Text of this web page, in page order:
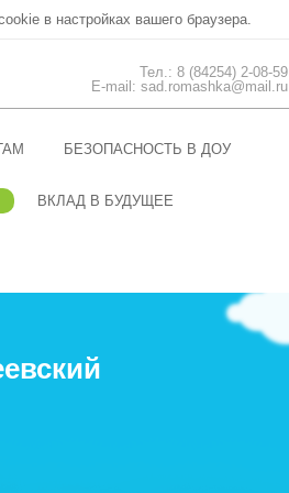
в настройках вашего браузера.
Тел.: 8 (84254) 2-08-59
E-mail: sad.romashka@mail.ru
БЕЗОПАСНОСТЬ В ДОУ
ВКЛАД В БУДУЩЕЕ